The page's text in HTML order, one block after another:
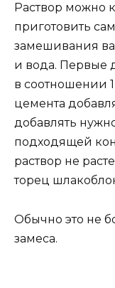
Раствор можно
приготовить
замешивания
и вода. Первые
в соотношении 1
цемента
добавлять
подходящей
раствор не
торец
Обычно это не
замеса.